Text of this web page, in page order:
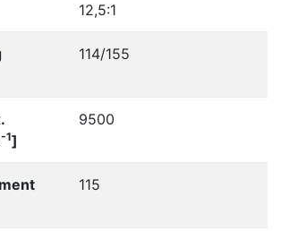
12,5:1
114/155
-1]
9500
115